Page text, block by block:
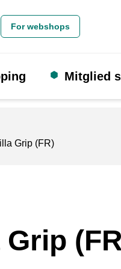
For webshops
Mitglied
Grip (FR)